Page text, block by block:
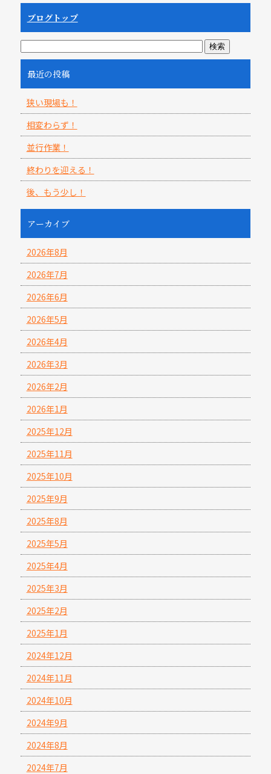
ブログトップ
最近の投稿
狭い現場も！
相変わらず！
並行作業！
終わりを迎える！
後、もう少し！
アーカイブ
2026年8月
2026年7月
2026年6月
2026年5月
2026年4月
2026年3月
2026年2月
2026年1月
2025年12月
2025年11月
2025年10月
2025年9月
2025年8月
2025年5月
2025年4月
2025年3月
2025年2月
2025年1月
2024年12月
2024年11月
2024年10月
2024年9月
2024年8月
2024年7月